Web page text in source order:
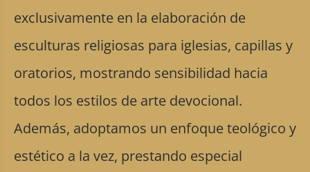
exclusivamente en la elaboración de
esculturas religiosas para iglesias, capillas y
oratorios, mostrando sensibilidad hacia
todos los estilos de arte devocional.
Además, adoptamos un enfoque teológico y
estético a la vez, prestando especial